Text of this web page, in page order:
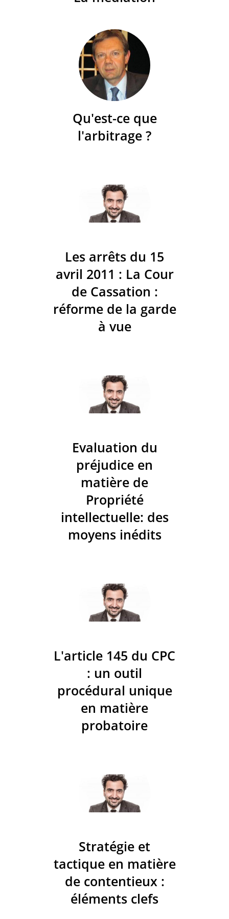
Qu'est-ce que
l'arbitrage ?
Les arrêts du 15
avril 2011 : La Cour
de Cassation :
réforme de la garde
à vue
Evaluation du
préjudice en
matière de
Propriété
intellectuelle: des
moyens inédits
L'article 145 du CPC
: un outil
procédural unique
en matière
probatoire
Stratégie et
tactique en matière
de contentieux :
éléments clefs